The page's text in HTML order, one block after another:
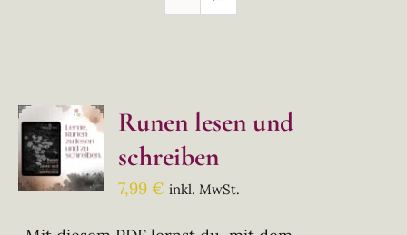
Runen lesen und
schreiben
7,99€ inkl. MwSt.